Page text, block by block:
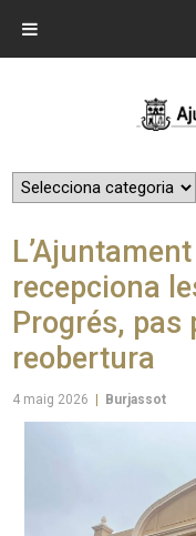
recepciona
Progrés, pas
reobertura
4 maig 2026 Burjassot